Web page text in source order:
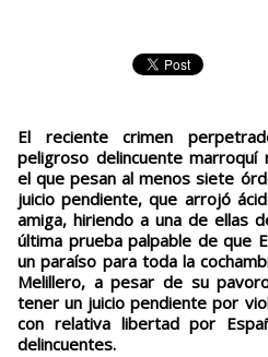
El reciente crimen
peligroso delincuente marroquí
el que pesan al menos siete
juicio pendiente, que arrojó
amiga, hiriendo a una de ellas
última prueba palpable de que
un paraíso para toda la
Melillero, a pesar de su
tener un juicio pendiente por
con relativa libertad por
delincuentes.